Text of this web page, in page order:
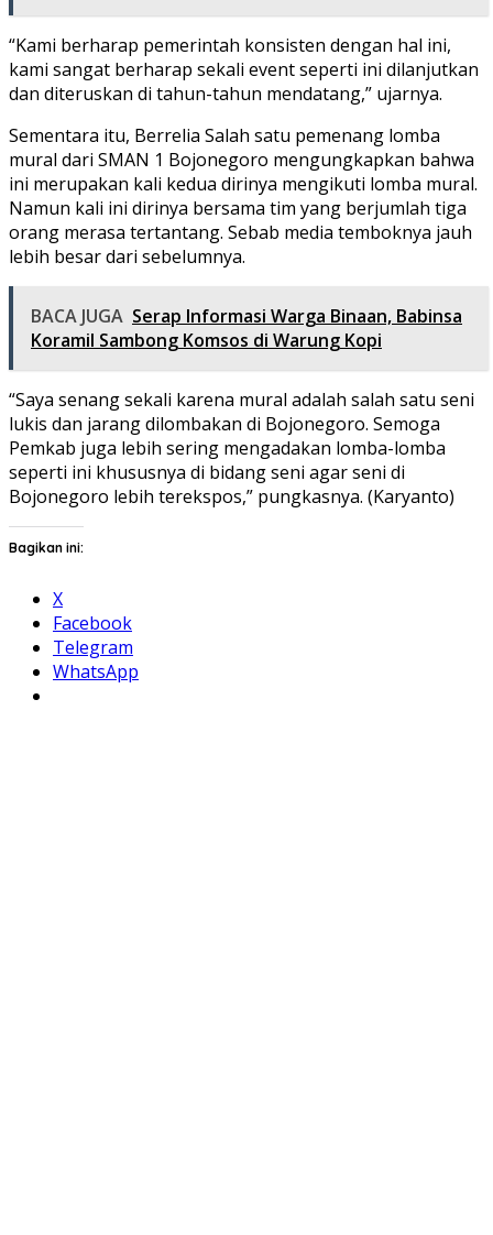
“Kami berharap pemerintah konsisten dengan hal ini,
kami sangat berharap sekali event seperti ini dilanjutkan
dan diteruskan di tahun-tahun mendatang,” ujarnya.
Sementara itu, Berrelia Salah satu pemenang lomba
mural dari SMAN 1 Bojonegoro mengungkapkan bahwa
ini merupakan kali kedua dirinya mengikuti lomba mural.
Namun kali ini dirinya bersama tim yang berjumlah tiga
orang merasa tertantang. Sebab media temboknya jauh
lebih besar dari sebelumnya.
BACA JUGA Serap Informasi Warga Binaan, Babinsa
Koramil Sambong Komsos di Warung Kopi
“Saya senang sekali karena mural adalah salah satu seni
lukis dan jarang dilombakan di Bojonegoro. Semoga
Pemkab juga lebih sering mengadakan lomba-lomba
seperti ini khususnya di bidang seni agar seni di
Bojonegoro lebih terekspos,” pungkasnya. (Karyanto)
Bagikan ini:
X
Facebook
Telegram
WhatsApp